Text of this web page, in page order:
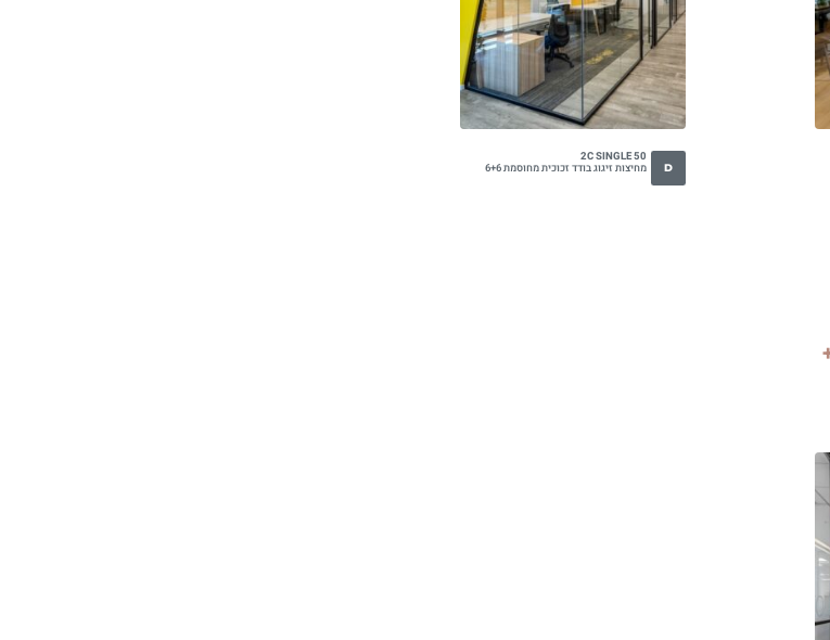
D
2C SINGLE 50
מחיצות זיגוג בודד זכוכית מחוסמת 6+6